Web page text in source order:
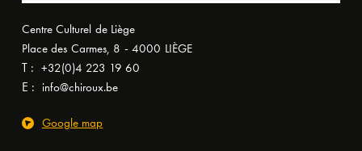
Centre Culturel de Liège
Place des Carmes, 8 - 4000 LIÈGE
T : +32(0)4 223 19 60
E : info@chiroux.be
Google map